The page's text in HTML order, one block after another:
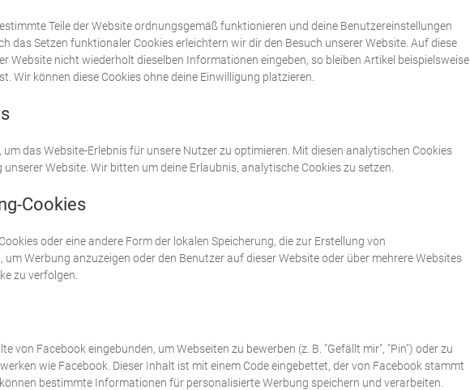
Teile der Website ordnungsgemäß funktionieren und deine Benutzereinstellungen
das Setzen funktionaler Cookies erleichtern wir dir den Besuch unserer Website. Auf diese
Website nicht wiederholt dieselben Informationen eingeben, so bleiben Artikel beispielsweise
Wir können diese Cookies ohne deine Einwilligung platzieren.
das Website-Erlebnis für unsere Nutzer zu optimieren. Mit diesen analytischen Cookies
Website. Wir bitten um deine Erlaubnis, analytische Cookies zu setzen.
Cookies
oder eine andere Form der lokalen Speicherung, die zur Erstellung von
Werbung anzuzeigen oder den Benutzer auf dieser Website oder über mehrere Websites
zu verfolgen.
von Facebook eingebunden, um Webseiten zu bewerben (z. B. "Gefällt mir", "Pin") oder zu
wie Facebook. Dieser Inhalt ist mit einem Code eingebettet, der von Facebook stammt
bestimmte Informationen für personalisierte Werbung speichern und verarbeiten.